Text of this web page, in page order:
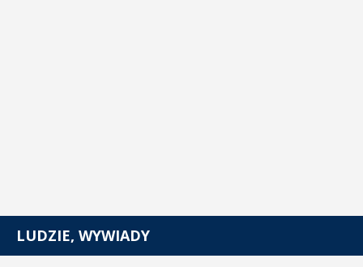
LUDZIE, WYWIADY